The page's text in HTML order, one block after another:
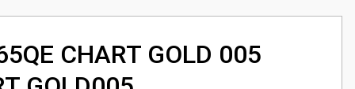
CHART GOLD 005